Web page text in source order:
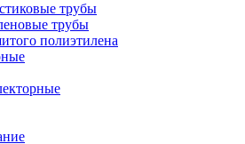
трубы
трубы
полиэтилена